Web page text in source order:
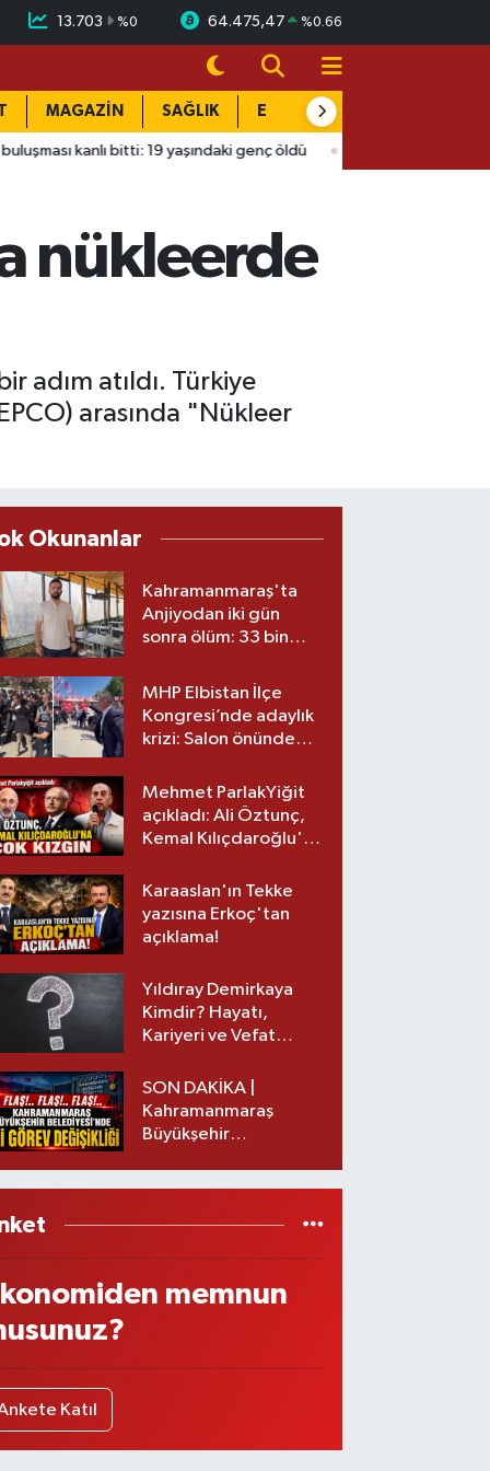
13.703 %0 64.475,47 %0.66
MAGAZİN SAĞLIK EĞİTİM
bitti: 19 yaşındaki genç öldü 16:02 Dulkadiroğlu’nda
nükleerde
adım atıldı. Türkiye
arasında "Nükleer
Okunanlar
Kahramanmaraş'ta
Anjiyodan iki gün
sonra ölüm: 33 bin
savcılıkta
MHP Elbistan İlçe
Kongresi’nde adaylık
krizi: Salon önünde
Mehmet ParlakYiğit
açıkladı: Ali Öztunç,
Kemal Kılıçdaroğlu'na
Karaaslan'ın Tekke
yazısına Erkoç'tan
açıklama!
Yıldıray Demirkaya
Kimdir? Hayatı,
Kariyeri ve Vefat
SON DAKİKA |
Kahramanmaraş
Büyükşehir
memnun
Katıl